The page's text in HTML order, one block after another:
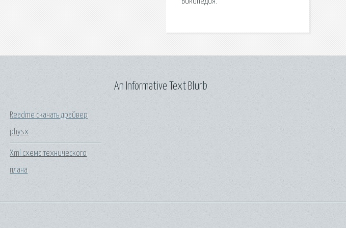
Readme скачать драйвер
physx
Xml схема технического
плана
An Informative Text Blurb